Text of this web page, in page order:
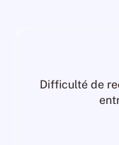
Difficulté de